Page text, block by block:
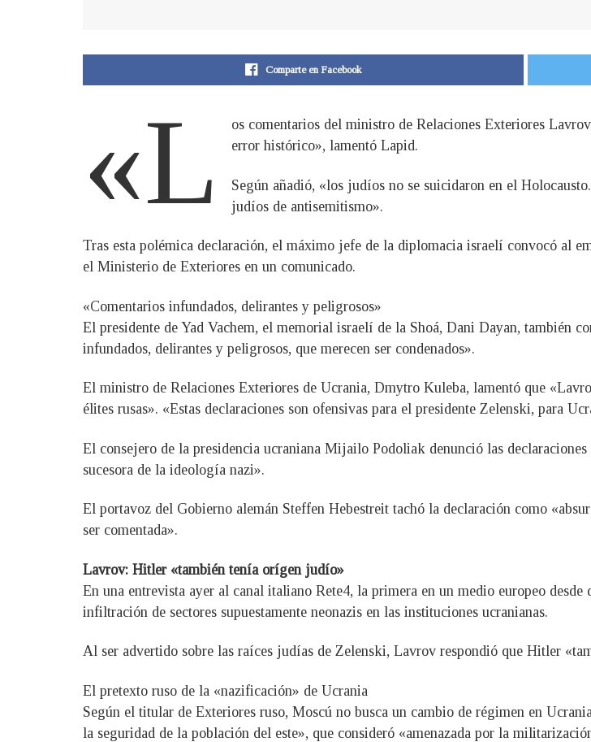
Comparte en Facebook
«L
os comentarios del ministro de Relaciones Exteriores
error histórico», lamentó Lapid.
Según añadió, «los judíos no se suicidaron en el
judíos de antisemitismo».
Tras esta polémica declaración, el máximo jefe de la diplomacia israelí convocó al
el Ministerio de Exteriores en un comunicado.
«Comentarios infundados, delirantes y peligrosos»
El presidente de Yad Vachem, el memorial israelí de la Shoá, Dani Dayan, también
infundados, delirantes y peligrosos, que merecen ser condenados».
El ministro de Relaciones Exteriores de Ucrania, Dmytro Kuleba, lamentó que
élites rusas». «Estas declaraciones son ofensivas para el presidente Zelenski, para
El consejero de la presidencia ucraniana Mijailo Podoliak denunció las
sucesora de la ideología nazi».
El portavoz del Gobierno alemán Steffen Hebestreit tachó la declaración como
ser comentada».
Lavrov: Hitler «también tenía orígen judío»
En una entrevista ayer al canal italiano Rete4, la primera en un medio europeo
infiltración de sectores supuestamente neonazis en las instituciones ucranianas.
Al ser advertido sobre las raíces judías de Zelenski, Lavrov respondió que Hitler
El pretexto ruso de la «nazificación» de Ucrania
Según el titular de Exteriores ruso, Moscú no busca un cambio de régimen en
la seguridad de la población del este», que consideró «amenazada por la